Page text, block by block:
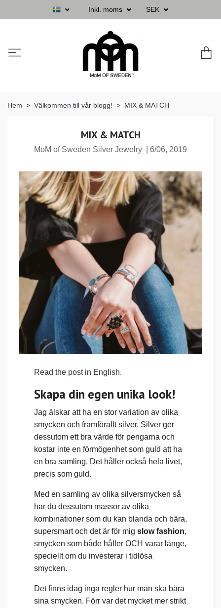
Inkl. moms SEK
Hem Välkommen till vår blogg! MIX & MATCH
MIX & MATCH
MoM of Sweden Silver Jewelry 6/06, 2019
Read the post in English.
Skapa din egen unika look!
Jag älskar att ha en stor variation av olika
smycken och framförallt silver. Silver ger
dessutom ett bra värde för pengarna och
kostar inte en förmögenhet som guld att ha
en bra samling. Det håller också hela livet,
precis som guld.
Med en samling av olika silversmycken så
har du dessutom massor av olika
kombinationer som du kan blanda och bära,
supersmart och det är för mig slow fashion,
smycken som både håller OCH varar länge,
speciellt om du investerar i tidlösa
smycken.
Det finns idag inga regler hur man ska bära
sina smycken. Förr var det mycket mer strikt